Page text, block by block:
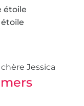
étoile
Jessica